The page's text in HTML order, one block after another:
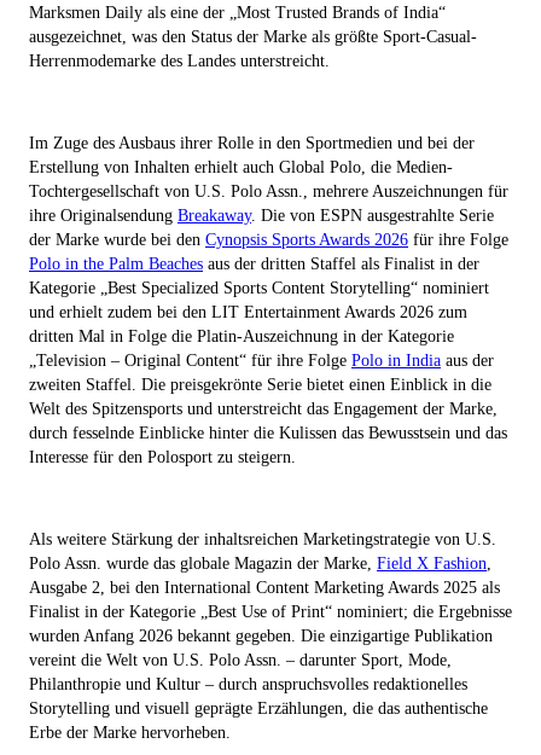
Marksmen Daily als eine der „Most Trusted Brands of India“
ausgezeichnet, was den Status der Marke als größte Sport-Casual-
Herrenmodemarke des Landes unterstreicht.
Im Zuge des Ausbaus ihrer Rolle in den Sportmedien und bei der
Erstellung von Inhalten erhielt auch Global Polo, die Medien-
Tochtergesellschaft von U.S. Polo Assn., mehrere Auszeichnungen für
ihre Originalsendung Breakaway. Die von ESPN ausgestrahlte Serie
der Marke wurde bei den Cynopsis Sports Awards 2026 für ihre Folge
Polo in the Palm Beaches aus der dritten Staffel als Finalist in der
Kategorie „Best Specialized Sports Content Storytelling“ nominiert
und erhielt zudem bei den LIT Entertainment Awards 2026 zum
dritten Mal in Folge die Platin-Auszeichnung in der Kategorie
„Television – Original Content“ für ihre Folge Polo in India aus der
zweiten Staffel. Die preisgekrönte Serie bietet einen Einblick in die
Welt des Spitzensports und unterstreicht das Engagement der Marke,
durch fesselnde Einblicke hinter die Kulissen das Bewusstsein und das
Interesse für den Polosport zu steigern.
Als weitere Stärkung der inhaltsreichen Marketingstrategie von U.S.
Polo Assn. wurde das globale Magazin der Marke, Field X Fashion
Ausgabe 2, bei den International Content Marketing Awards 2025 als
Finalist in der Kategorie „Best Use of Print“ nominiert; die Ergebnisse
wurden Anfang 2026 bekannt gegeben. Die einzigartige Publikation
vereint die Welt von U.S. Polo Assn. – darunter Sport, Mode,
Philanthropie und Kultur – durch anspruchsvolles redaktionelles
Storytelling und visuell geprägte Erzählungen, die das authentische
Erbe der Marke hervorheben.